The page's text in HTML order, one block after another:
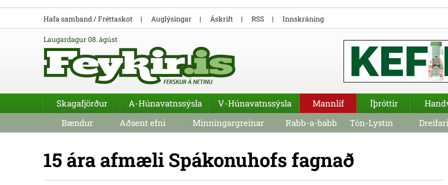
laugardagur 08. ágúst
15 ára afmæli Spákonuhofs fagnað
Hafa samband / Fréttaskot Auglýsingar Áskrift RSS Innskráning
Skagafjörður A-Húnavatnssýsla V-Húnavatnssýsla Mannlíf Íþróttir
Bændur
Aðsent efni Minningargreinar Rabb-a-babb Tón-Lystin